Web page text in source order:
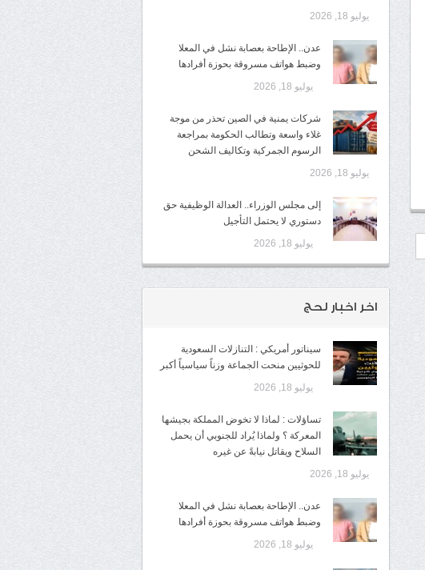
يوليو 18, 2026
عدن.. الإطاحة بعصابة نشل في المعلا
وضبط هواتف مسروقة بحوزة أفرادها
يوليو 18, 2026
شركات يمنية في الصين تحذر من موجة
غلاء واسعة وتطالب الحكومة بمراجعة
الرسوم الجمركية وتكاليف الشحن
يوليو 18, 2026
إلى مجلس الوزراء.. العدالة الوظيفية حق
دستوري لا يحتمل التأجيل
يوليو 18, 2026
اخر اخبار لحج
سيناتور أمريكي : التنازلات السعودية
للحوثيين منحت الجماعة وزناً سياسياً أكبر
يوليو 18, 2026
تساؤلات : لماذا لا تخوض المملكة بجيشها
المعركة ؟ ولماذا يُراد للجنوبي أن يحمل
السلاح ويقاتل نيابةً عن غيره
يوليو 18, 2026
عدن.. الإطاحة بعصابة نشل في المعلا
وضبط هواتف مسروقة بحوزة أفرادها
يوليو 18, 2026